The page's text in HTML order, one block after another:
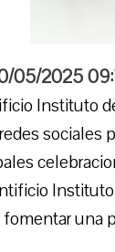
05/2025
Instituto
sociales
una